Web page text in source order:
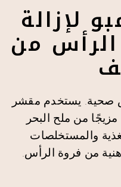
لإزالة
من
صحية. يستخدم مقشر
وشامبو Revivv Scalp Detox مزيجًا من ملح البحر
والمستخلصات
من فروة الرأس.